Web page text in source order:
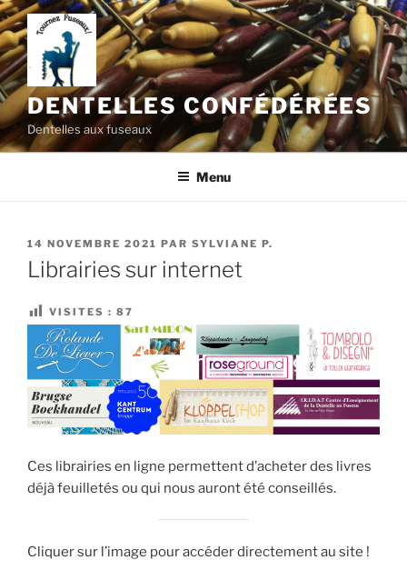
Aller
au
contenu
principal
DENTELLES CONFÉDÉRÉES
Dentelles aux fuseaux
Menu
PUBLIÉ
LE
14 NOVEMBRE 2021 PAR SYLVIANE P.
Librairies sur internet
VISITES : 87
Ces librairies en ligne permettent d’acheter des livres
déjà feuilletés ou qui nous auront été conseillés.
Cliquer sur l’image pour accéder directement au site !